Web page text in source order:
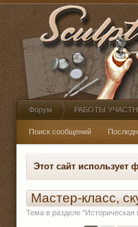
Форум РАБОТЫ
Поиск сообщений
Этот сайт
Мастер-класс,
Тема в разделе "